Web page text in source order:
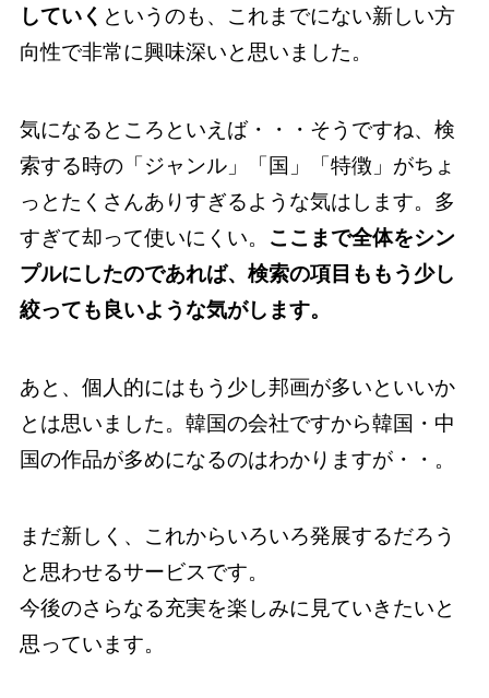
していく というのも、これまでにない新しい方
向性で非常に興味深いと思いました。
気になるところといえば・・・そうですね、検
索する時の「ジャンル」「国」「特徴」がちょ
っとたくさんありすぎるような気はします。多
すぎて却って使いにくい。 ここまで全体をシン
プルにしたのであれば、検索の項目ももう少し
絞っても良いような気がします。
あと、個人的にはもう少し邦画が多いといいか
とは思いました。韓国の会社ですから韓国・中
国の作品が多めになるのはわかりますが・・。
まだ新しく、これからいろいろ発展するだろう
と思わせるサービスです。
今後のさらなる充実を楽しみに見ていきたいと
思っています。